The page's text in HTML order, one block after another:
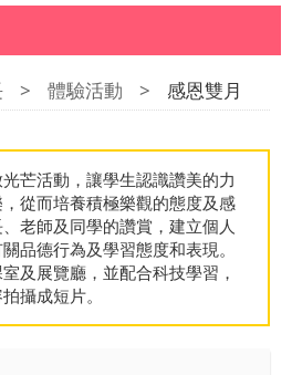
> 體驗活動 > 感恩雙月
芒活動，讓學生認識讚美的力
從而培養積極樂觀的態度及感
老師及同學的讚賞，建立個人
品德行為及學習態度和表現。
及展覽廳，並配合科技學習，
攝成短片。